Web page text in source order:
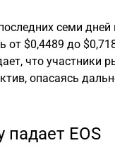
семи дней
от $0,4489 до
что участники
опасаясь
падает EOS